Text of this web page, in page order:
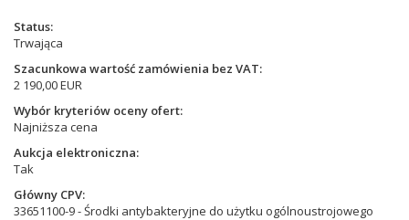
Status
Trwająca
Szacunkowa wartość zamówienia bez VAT
2 190,00 EUR
Wybór kryteriów oceny ofert
Najniższa cena
Aukcja elektroniczna
Tak
Główny CPV
33651100-9 - Środki antybakteryjne do użytku ogólnoustrojowego